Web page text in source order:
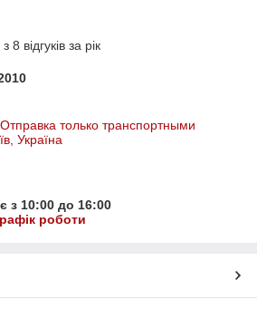
відгуків за рік
только транспортными
Україна
з 10:00 до 16:00
роботи